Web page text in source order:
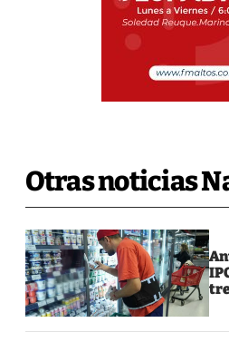
Otras noticias